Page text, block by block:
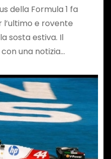
della Formula 1 fa
l’ultimo e rovente
sosta estiva. Il
una notizia…